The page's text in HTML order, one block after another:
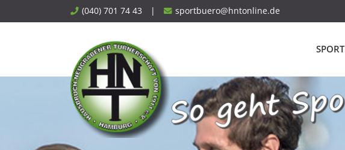
to
(040) 701 74 43 | sportbuero@hntonline.de
SPORT